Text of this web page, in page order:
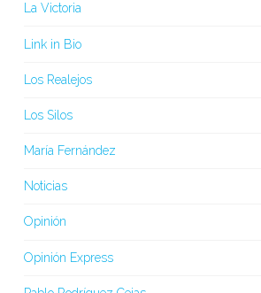
La Victoria
Link in Bio
Los Realejos
Los Silos
María Fernández
Noticias
Opinión
Opinión Express